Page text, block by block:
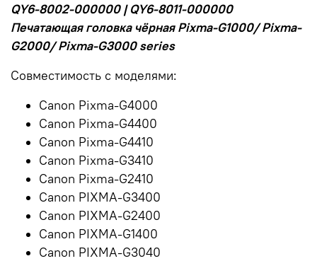
QY6-8002-000000 | QY6-8011-000000
Печатающая головка чёрная Pixma-G1000/ Pixma-
G2000/ Pixma-G3000 series
Совместимость с моделями:
Canon Pixma-G4000
Canon Pixma-G4400
Canon Pixma-G4410
Canon Pixma-G3410
Canon Pixma-G2410
Canon PIXMA-G3400
Canon PIXMA-G2400
Canon PIXMA-G1400
Canon PIXMA-G3040